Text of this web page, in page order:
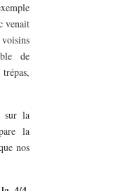
venait
de
sur la
la
nos